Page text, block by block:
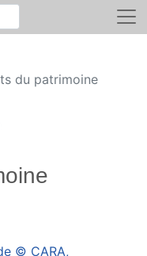
du patrimoine